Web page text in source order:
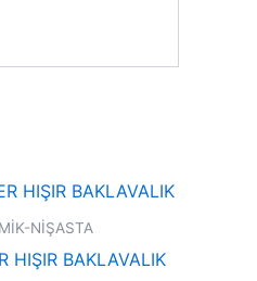
NİŞASTA
HIŞIR BAKLAVALIK
Fiyat
₺1,00
₺2,00
Bu